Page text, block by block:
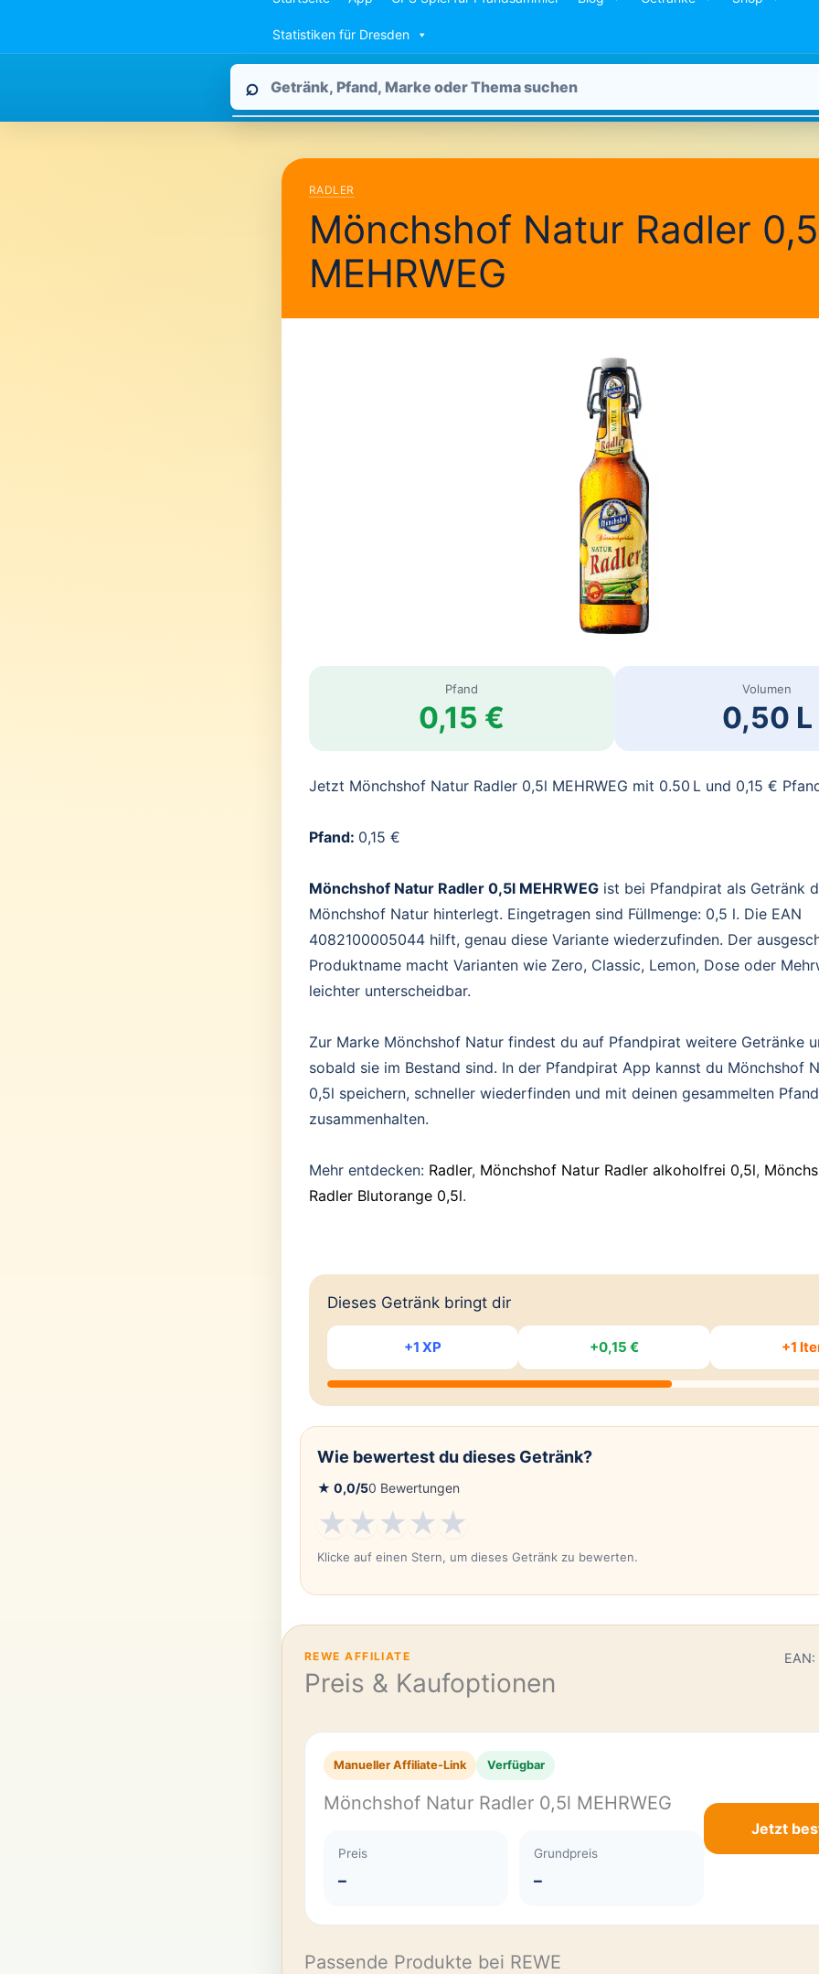
Statistiken für Dresden
Pfandpirat
durchsuchen
⌕
RADLER
Mönchshof Natur Radler
MEHRWEG
Pfand
0,15 €
Volumen
0,50 L
Jetzt Mönchshof Natur Radler 0,5l MEHRWEG mit 0.50 L und 0,15 €
Pfand: 0,15 €
Mönchshof Natur Radler 0,5l MEHRWEG ist bei Pfandpirat als Getränk
Mönchshof Natur hinterlegt. Eingetragen sind Füllmenge: 0,5 l. Die EAN
4082100005044 hilft, genau diese Variante wiederzufinden. Der
Produktname macht Varianten wie Zero, Classic, Lemon, Dose oder
leichter unterscheidbar.
Zur Marke Mönchshof Natur findest du auf Pfandpirat weitere Getränke
sobald sie im Bestand sind. In der Pfandpirat App kannst du Mönchshof
0,5l speichern, schneller wiederfinden und mit deinen gesammelten
zusammenhalten.
Mehr entdecken: Radler, Mönchshof Natur Radler alkoholfrei 0,5l,
Radler Blutorange 0,5l.
Dieses Getränk bringt dir
+1 XP +0,15 € +1
Wie bewertest du dieses Getränk?
★ 0,0/50 Bewertungen
★★★★★
Klicke auf einen Stern, um dieses Getränk zu bewerten.
REWE AFFILIATE
Preis & Kaufoptionen
Manueller Affiliate-Link Verfügbar
Mönchshof Natur Radler 0,5l MEHRWEG
Preis
–
Grundpreis
–
Jetzt
Passende Produkte bei REWE